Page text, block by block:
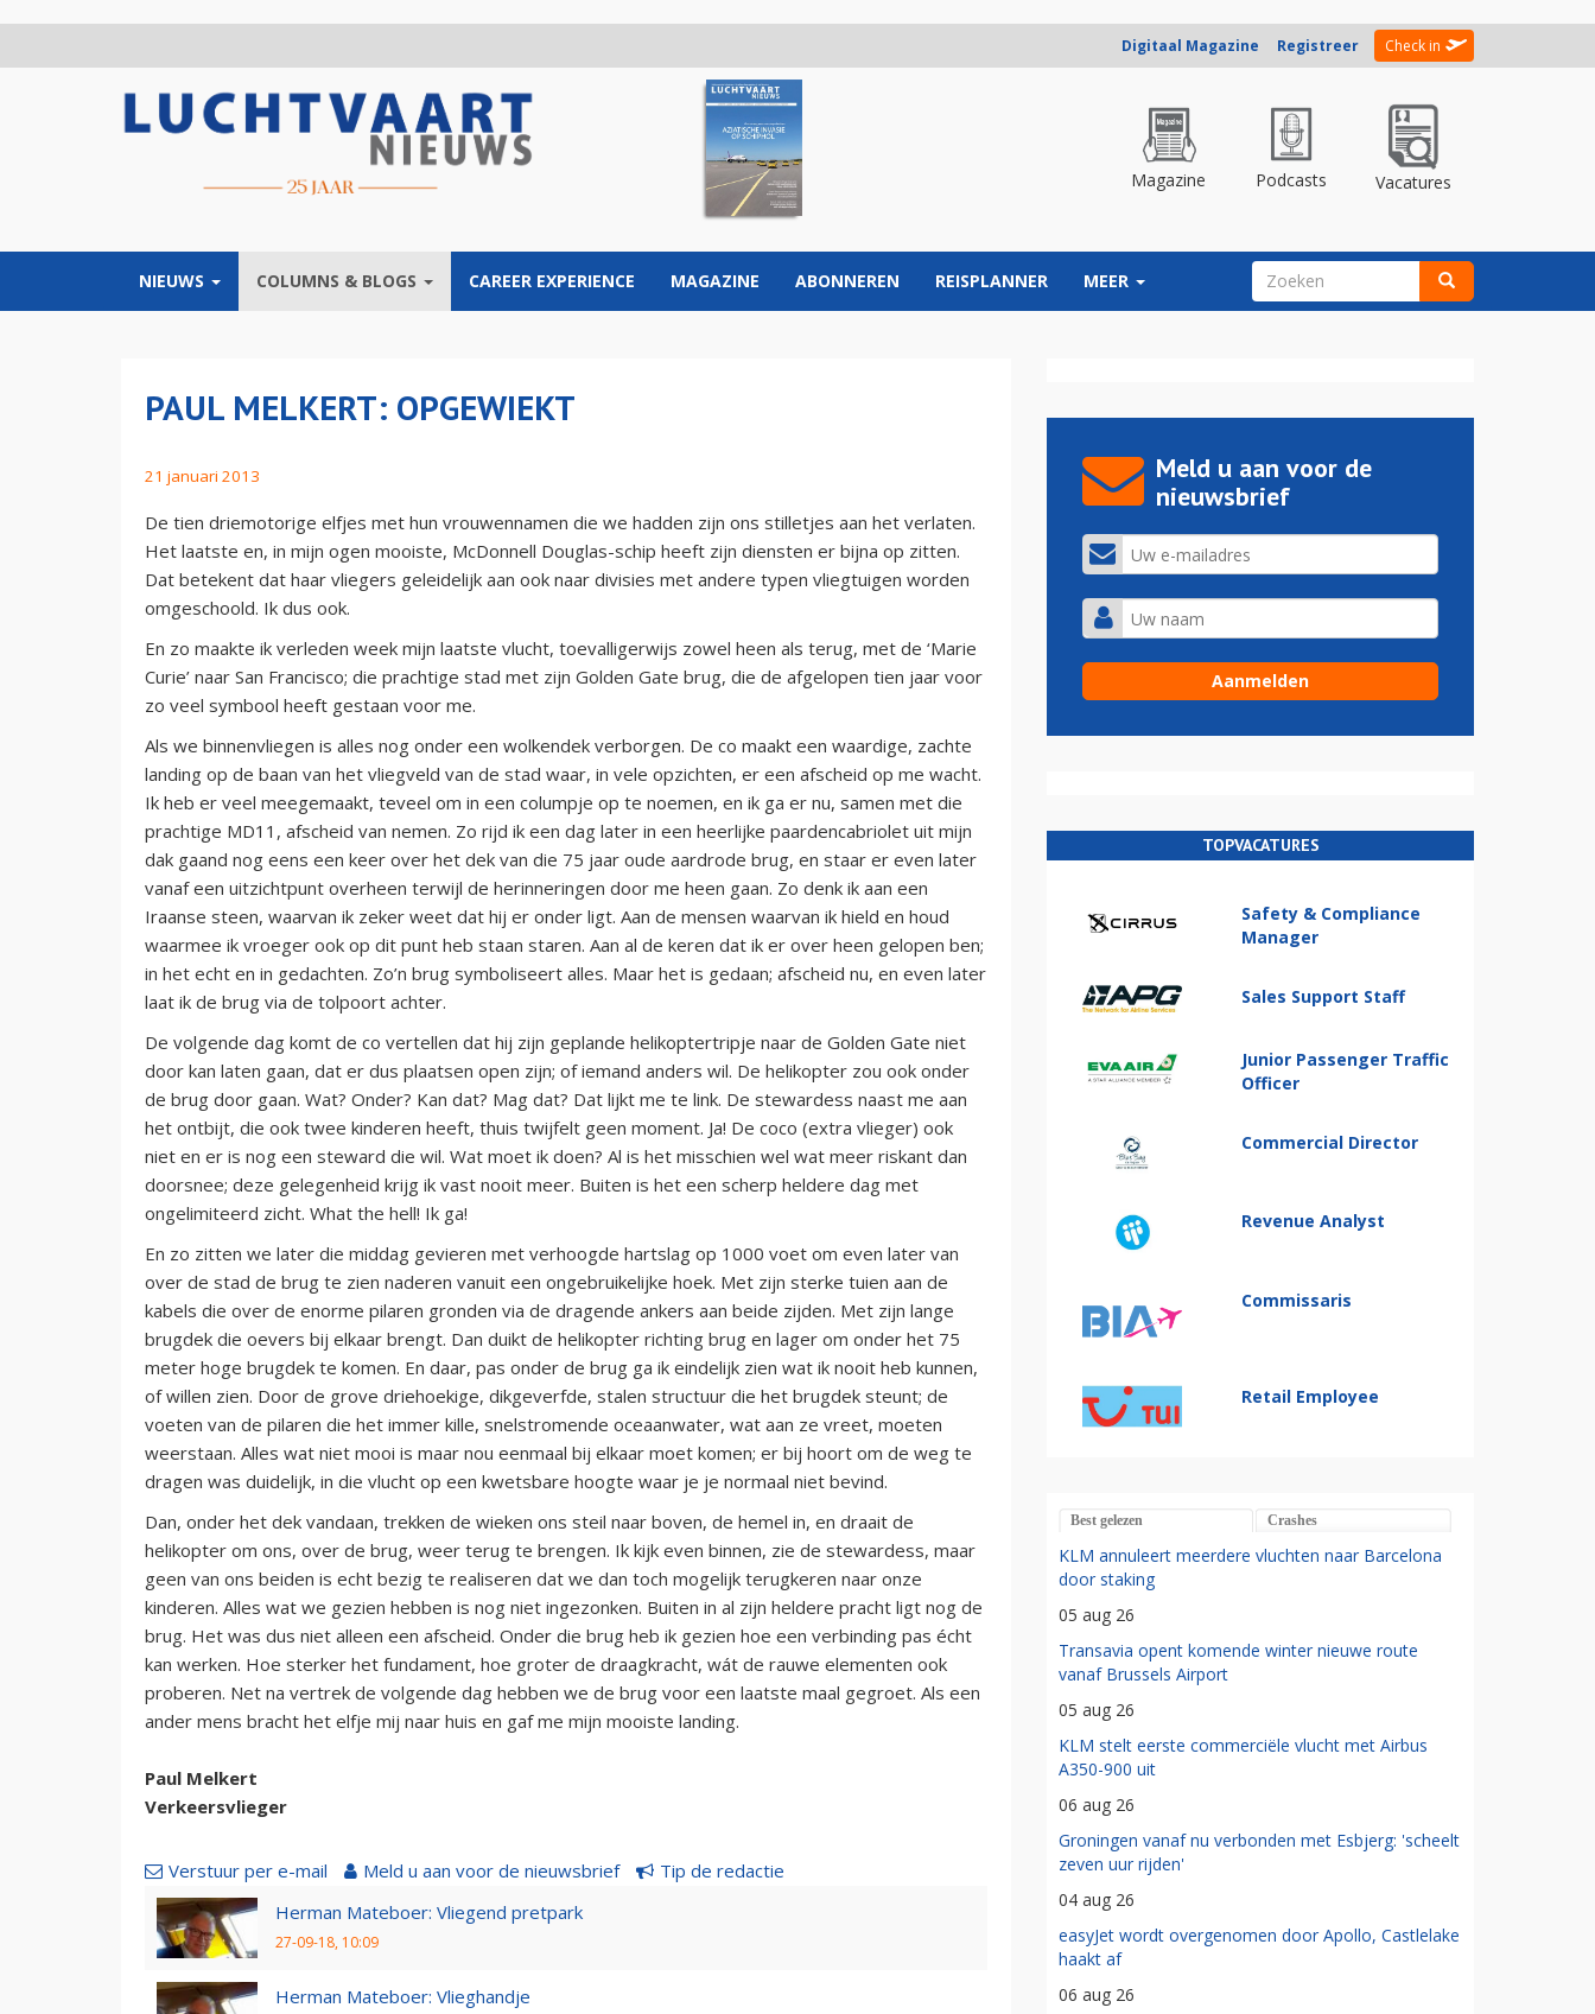
Digitaal Magazine Registreer Check in
Magazine Podcasts Vacatures
NIEUWS COLUMNS & BLOGS CAREER EXPERIENCE MAGAZINE ABONNEREN REISPLANNER MEER ZOEKVELD
PAUL MELKERT: OPGEWIEKT
21 januari 2013
De tien driemotorige elfjes met hun vrouwennamen die we hadden zijn ons stilletjes aan het verlaten.
Het laatste en, in mijn ogen mooiste, McDonnell Douglas-schip heeft zijn diensten er bijna op zitten.
Dat betekent dat haar vliegers geleidelijk aan ook naar divisies met andere typen vliegtuigen worden
omgeschoold. Ik dus ook.
En zo maakte ik verleden week mijn laatste vlucht, toevalligerwijs zowel heen als terug, met de ‘Marie
Curie’ naar San Francisco; die prachtige stad met zijn Golden Gate brug, die de afgelopen tien jaar voor
zo veel symbool heeft gestaan voor me.
Als we binnenvliegen is alles nog onder een wolkendek verborgen. De co maakt een waardige, zachte
landing op de baan van het vliegveld van de stad waar, in vele opzichten, er een afscheid op me wacht.
Ik heb er veel meegemaakt, teveel om in een columpje op te noemen, en ik ga er nu, samen met die
prachtige MD11, afscheid van nemen. Zo rijd ik een dag later in een heerlijke paardencabriolet uit mijn
dak gaand nog eens een keer over het dek van die 75 jaar oude aardrode brug, en staar er even later
vanaf een uitzichtpunt overheen terwijl de herinneringen door me heen gaan. Zo denk ik aan een
Iraanse steen, waarvan ik zeker weet dat hij er onder ligt. Aan de mensen waarvan ik hield en houd
waarmee ik vroeger ook op dit punt heb staan staren. Aan al de keren dat ik er over heen gelopen ben;
in het echt en in gedachten. Zo’n brug symboliseert alles. Maar het is gedaan; afscheid nu, en even later
laat ik de brug via de tolpoort achter.
De volgende dag komt de co vertellen dat hij zijn geplande helikoptertripje naar de Golden Gate niet
door kan laten gaan, dat er dus plaatsen open zijn; of iemand anders wil. De helikopter zou ook onder
de brug door gaan. Wat? Onder? Kan dat? Mag dat? Dat lijkt me te link. De stewardess naast me aan
het ontbijt, die ook twee kinderen heeft, thuis twijfelt geen moment. Ja! De coco (extra vlieger) ook
niet en er is nog een steward die wil. Wat moet ik doen? Al is het misschien wel wat meer riskant dan
doorsnee; deze gelegenheid krijg ik vast nooit meer. Buiten is het een scherp heldere dag met
ongelimiteerd zicht. What the hell! Ik ga!
En zo zitten we later die middag gevieren met verhoogde hartslag op 1000 voet om even later van
over de stad de brug te zien naderen vanuit een ongebruikelijke hoek. Met zijn sterke tuien aan de
kabels die over de enorme pilaren gronden via de dragende ankers aan beide zijden. Met zijn lange
brugdek die oevers bij elkaar brengt. Dan duikt de helikopter richting brug en lager om onder het 75
meter hoge brugdek te komen. En daar, pas onder de brug ga ik eindelijk zien wat ik nooit heb kunnen,
of willen zien. Door de grove driehoekige, dikgeverfde, stalen structuur die het brugdek steunt; de
voeten van de pilaren die het immer kille, snelstromende oceaanwater, wat aan ze vreet, moeten
weerstaan. Alles wat niet mooi is maar nou eenmaal bij elkaar moet komen; er bij hoort om de weg te
dragen was duidelijk, in die vlucht op een kwetsbare hoogte waar je je normaal niet bevind.
Dan, onder het dek vandaan, trekken de wieken ons steil naar boven, de hemel in, en draait de
helikopter om ons, over de brug, weer terug te brengen. Ik kijk even binnen, zie de stewardess, maar
geen van ons beiden is echt bezig te realiseren dat we dan toch mogelijk terugkeren naar onze
kinderen. Alles wat we gezien hebben is nog niet ingezonken. Buiten in al zijn heldere pracht ligt nog de
brug. Het was dus niet alleen een afscheid. Onder die brug heb ik gezien hoe een verbinding pas écht
kan werken. Hoe sterker het fundament, hoe groter de draagkracht, wát de rauwe elementen ook
proberen. Net na vertrek de volgende dag hebben we de brug voor een laatste maal gegroet. Als een
ander mens bracht het elfje mij naar huis en gaf me mijn mooiste landing.
Paul Melkert
Verkeersvlieger
Verstuur per e-mail Meld u aan voor de nieuwsbrief
Tip de redactie
Herman Mateboer: Vliegend pretpark
27-09-18, 10:09
Herman Mateboer: Vlieghandje
Meld u aan voor de
nieuwsbrief
TOPVACATURES
Safety & Compliance
Manager
Sales Support Staff
Junior Passenger Traffic
Officer
Commercial Director
Revenue Analyst
Commissaris
Retail Employee
Best gelezen Crashes
KLM annuleert meerdere vluchten naar Barcelona
door staking
05 aug 26
Transavia opent komende winter nieuwe route
vanaf Brussels Airport
05 aug 26
KLM stelt eerste commerciële vlucht met Airbus
A350-900 uit
06 aug 26
Groningen vanaf nu verbonden met Esbjerg: 'scheelt
zeven uur rijden'
04 aug 26
easyJet wordt overgenomen door Apollo, Castlelake
haakt af
06 aug 26